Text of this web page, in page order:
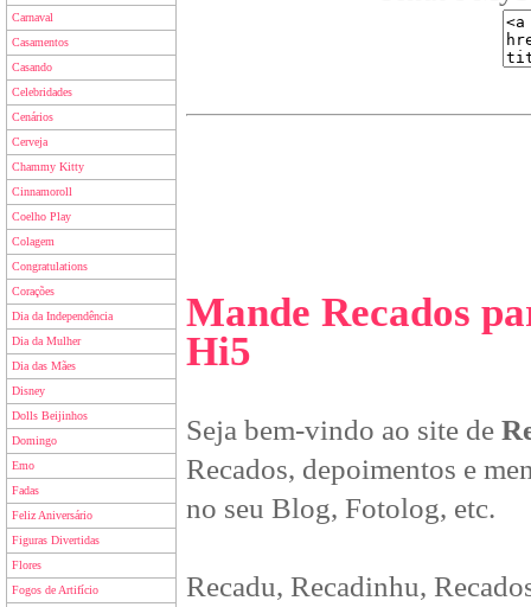
Carnaval
Casamentos
Casando
Celebridades
Cenários
Cerveja
Chammy Kitty
Cinnamoroll
Coelho Play
Colagem
Congratulations
Corações
Dia da Independência
Dia da Mulher
Dia das Mães
Disney
Dolls Beijinhos
Domingo
Emo
Fadas
Feliz Aniversário
Figuras Divertidas
Flores
Fogos de Artifício
Mande Recados
Hi5
Seja bem-vindo ao site de
Recados, depoimentos e
no seu Blog, Fotolog, etc.
Recadu, Recadinhu,